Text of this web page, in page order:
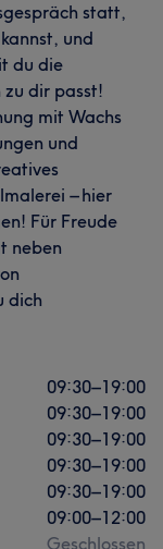
statt,
und
du die
dir passt!
mit Wachs
und
– hier
Für Freude
neben
dich
09:30–19:00
09:30–19:00
09:30–19:00
09:30–19:00
09:30–19:00
09:00–12:00
Geschlossen